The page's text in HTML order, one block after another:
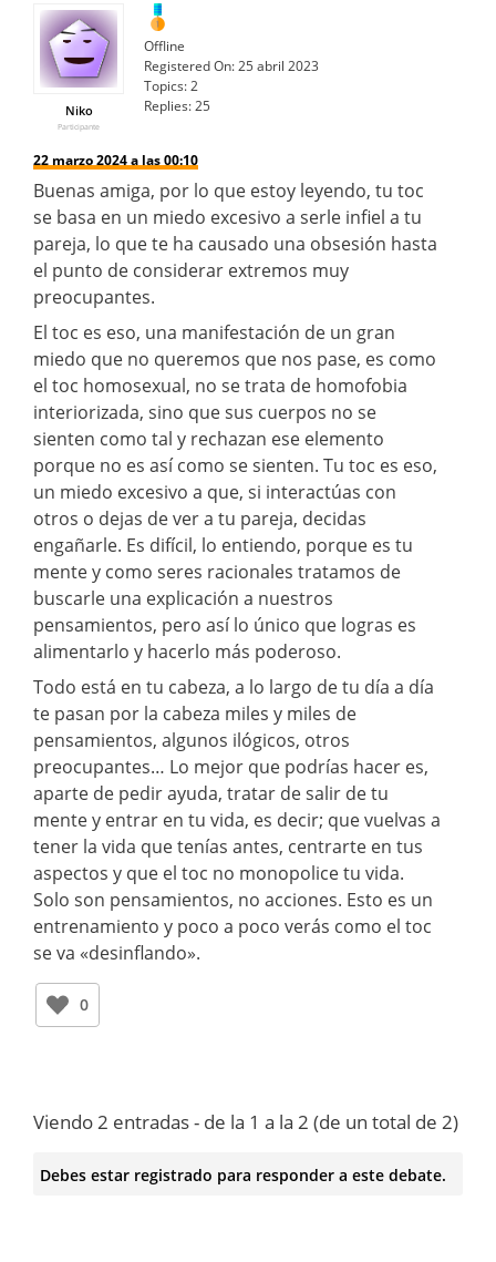
Niko
Participante
Offline
Registered On:25 abril 2023
Topics:2
Replies:25
22 marzo 2024 a las 00:10
Buenas amiga, por lo que estoy leyendo, tu toc
se basa en un miedo excesivo a serle infiel a tu
pareja, lo que te ha causado una obsesión hasta
el punto de considerar extremos muy
preocupantes.
El toc es eso, una manifestación de un gran
miedo que no queremos que nos pase, es como
el toc homosexual, no se trata de homofobia
interiorizada, sino que sus cuerpos no se
sienten como tal y rechazan ese elemento
porque no es así como se sienten. Tu toc es eso,
un miedo excesivo a que, si interactúas con
otros o dejas de ver a tu pareja, decidas
engañarle. Es difícil, lo entiendo, porque es tu
mente y como seres racionales tratamos de
buscarle una explicación a nuestros
pensamientos, pero así lo único que logras es
alimentarlo y hacerlo más poderoso.
Todo está en tu cabeza, a lo largo de tu día a día
te pasan por la cabeza miles y miles de
pensamientos, algunos ilógicos, otros
preocupantes… Lo mejor que podrías hacer es,
aparte de pedir ayuda, tratar de salir de tu
mente y entrar en tu vida, es decir; que vuelvas a
tener la vida que tenías antes, centrarte en tus
aspectos y que el toc no monopolice tu vida.
Solo son pensamientos, no acciones. Esto es un
entrenamiento y poco a poco verás como el toc
se va «desinflando».
0
Viendo 2 entradas - de la 1 a la 2 (de un total de 2)
Debes estar registrado para responder a este debate.